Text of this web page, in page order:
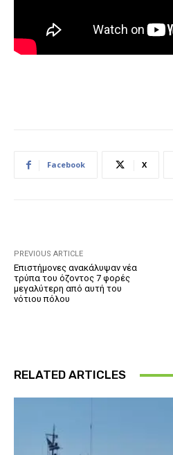
Facebook X
PREVIOUS ARTICLE
Επιστήμονες ανακάλυψαν νέα
τρύπα του όζοντος 7 φορές
μεγαλύτερη από αυτή του
νότιου πόλου
RELATED ARTICLES